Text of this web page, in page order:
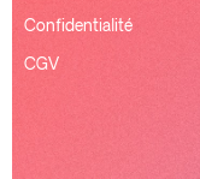
Confidentialité
CGV